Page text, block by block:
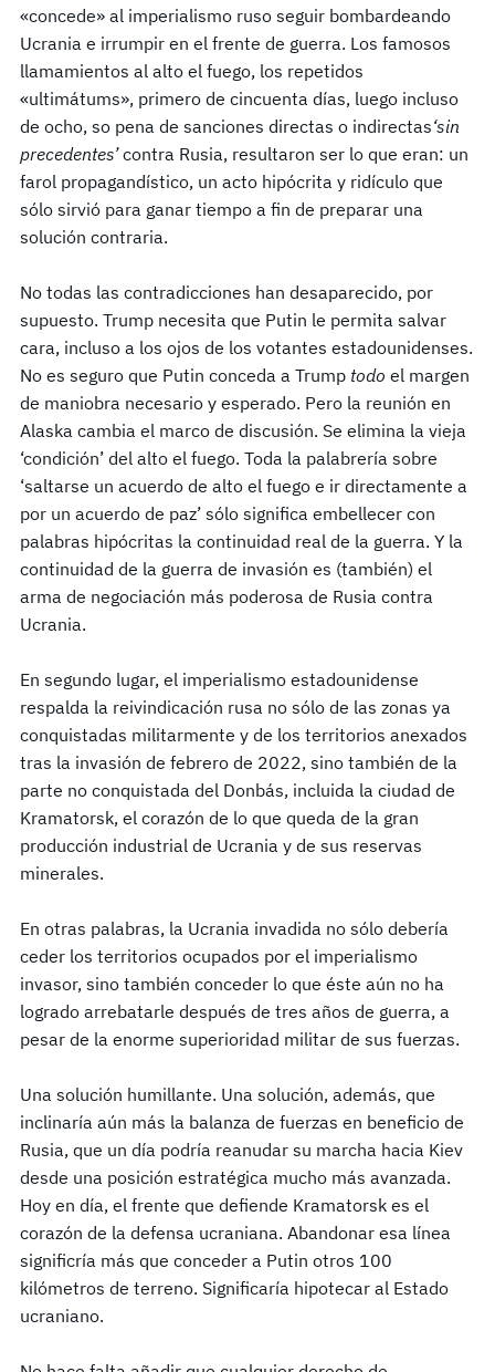
«concede» al imperialismo ruso seguir bombardeando
Ucrania e irrumpir en el frente de guerra. Los famosos
llamamientos al alto el fuego, los repetidos
«ultimátums», primero de cincuenta días, luego incluso
de ocho, so pena de sanciones directas o indirectas‘sin
precedentes’contra Rusia, resultaron ser lo que eran: un
farol propagandístico, un acto hipócrita y ridículo que
sólo sirvió para ganar tiempo a fin de preparar una
solución contraria.
No todas las contradicciones han desaparecido, por
supuesto. Trump necesita que Putin le permita salvar
cara, incluso a los ojos de los votantes estadounidenses.
No es seguro que Putin conceda a Trump todo el margen
de maniobra necesario y esperado. Pero la reunión en
Alaska cambia el marco de discusión. Se elimina la vieja
‘condición’ del alto el fuego. Toda la palabrería sobre
‘saltarse un acuerdo de alto el fuego e ir directamente a
por un acuerdo de paz’ sólo significa embellecer con
palabras hipócritas la continuidad real de la guerra. Y la
continuidad de la guerra de invasión es (también) el
arma de negociación más poderosa de Rusia contra
Ucrania.
En segundo lugar, el imperialismo estadounidense
respalda la reivindicación rusa no sólo de las zonas ya
conquistadas militarmente y de los territorios anexados
tras la invasión de febrero de 2022, sino también de la
parte no conquistada del Donbás, incluida la ciudad de
Kramatorsk, el corazón de lo que queda de la gran
producción industrial de Ucrania y de sus reservas
minerales.
En otras palabras, la Ucrania invadida no sólo debería
ceder los territorios ocupados por el imperialismo
invasor, sino también conceder lo que éste aún no ha
logrado arrebatarle después de tres años de guerra, a
pesar de la enorme superioridad militar de sus fuerzas.
Una solución humillante. Una solución, además, que
inclinaría aún más la balanza de fuerzas en beneficio de
Rusia, que un día podría reanudar su marcha hacia Kiev
desde una posición estratégica mucho más avanzada.
Hoy en día, el frente que defiende Kramatorsk es el
corazón de la defensa ucraniana. Abandonar esa línea
significría más que conceder a Putin otros 100
kilómetros de terreno. Significaría hipotecar al Estado
ucraniano.